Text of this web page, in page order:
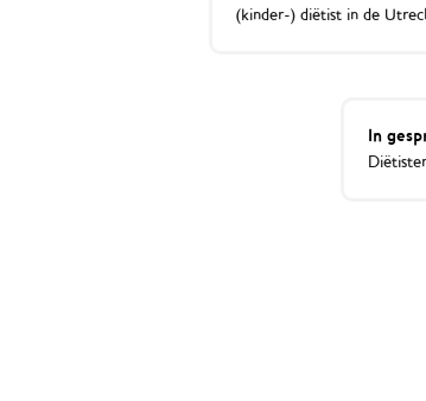
(kinder-) diëtist in de
In